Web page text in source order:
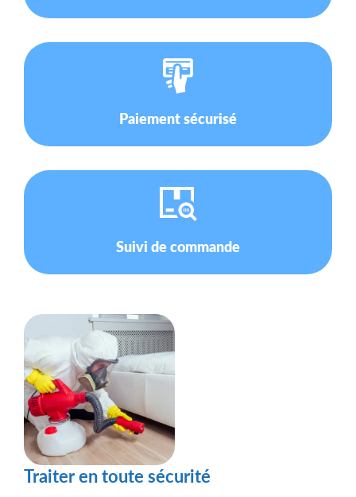
Paiement sécurisé
Suivi de commande
Traiter en toute sécurité